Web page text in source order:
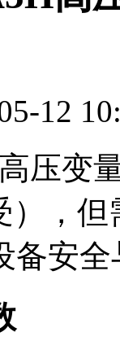
12
压变
），
备安